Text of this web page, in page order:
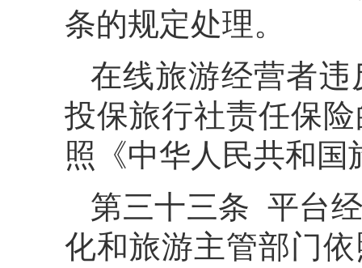
条的规定处理。
在线旅游经营者
投保旅行社责任保
照《中华人民共和
第三十三条 平台
化和旅游主管部门